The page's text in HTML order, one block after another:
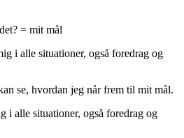
det? = mit mål
i alle situationer, også foredrag og
se, hvordan jeg når frem til mit mål.
i alle situationer, også foredrag og